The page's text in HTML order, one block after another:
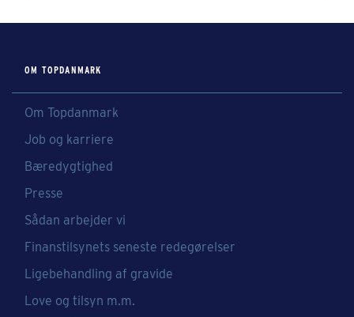
OM TOPDANMARK
Om Topdanmark
Job og karriere
Bæredygtighed
Presse
Sådan arbejder vi
Finanstilsynets seneste redegørelser
Ligebehandling af gravide
Love og tilsyn m.m.